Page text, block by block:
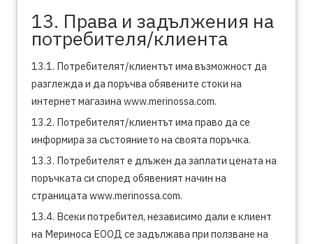
13. Права и задължения на
потребителя/клиента
13.1. Потребителят/клиентът има възможност да
разглежда и да поръчва обявените стоки на
интернет магазина www.merinossa.com.
13.2. Потребителят/клиентът има право да се
информира за състоянието на своята поръчка.
13.3. Потребителят е длъжен да заплати цената на
поръчката си според обявеният начин на
страницата www.merinossa.com.
13.4. Всеки потребител, независимо дали е клиент
на Мериноса ЕООД се задължава при ползване на